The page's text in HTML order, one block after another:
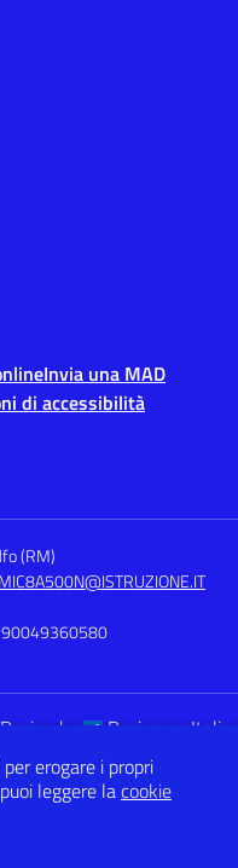
Invia una MAD
di accessibilità
(RM)
90049360580
by
Designers Italia
con CMS
SCUOLASTICO
erogare i propri
leggere lacookie